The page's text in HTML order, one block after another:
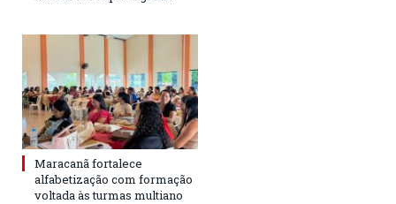
Maracanã fortalece
alfabetização com formação
voltada às turmas multiano